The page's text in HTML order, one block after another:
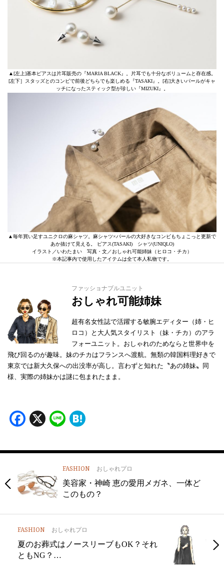
▲[左上]基本ピアスは片耳販売の『MARIA BLACK』。片耳でも十分なボリュームと存在感。
[左下］スタッズとのコンビで前後どちらでも楽しめる『TASAKI』。[右]大きいパールがキャ
ッチになったスティック型が珍しい『MIZUKI』。
▲毎年買い足すユニクロの麻シャツ。麻シャツ×パールの大好きなコンビもちょこっと更新で
あか抜けて見える。 ピアス(TASAKI) シャツ(UNIQLO)
イラスト／いわたまい 写真・文／おしゃれ可能姉妹（ヒロコ・チカ）
※本記事内で使用したアイテムは全て本人私物です。
ファッショナブルユニット
おしゃれ可能姉妹
超有名女性誌で活躍する敏腕エディター（姉・ヒ
ロコ）と大人気スタイリスト（妹・チカ）のアラ
フォーユニット。おしゃれのためならと世界中を
飛び回るのが趣味。妹のチカはフランスへ渡航。無類の韓国料理好きで
東京では新大久保への出没率が高し。言わずと知れた〝あの姉妹〟同
様、実際の姉妹かは謎に包まれたまま。
Facebook
X Line
FASHION おしゃれプロ
美容家・神崎 恵の愛用メガネ、一体ど
このもの？
FASHION おしゃれプロ
夏のお葬式はノースリーブもOK？それ
ともNG？…